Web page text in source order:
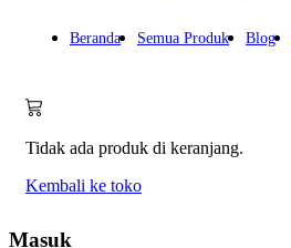
Beranda Semua Produk Blog
Tidak ada produk di keranjang.
Kembali ke toko
Masuk